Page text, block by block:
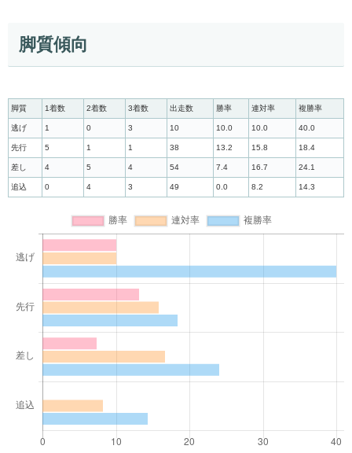
脚質傾向
脚質 1着数 2着数 3着数 出走数 勝率 連対率 複勝率
逃げ 1 0 3 10 10.0 10.0 40.0
先行 5 1 1 38 13.2 15.8 18.4
差し 4 5 4 54 7.4 16.7 24.1
追込 0 4 3 49 0.0 8.2 14.3